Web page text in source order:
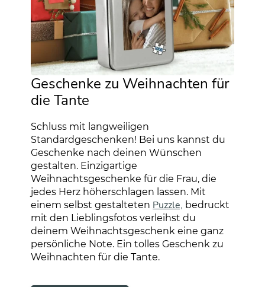
Geschenke zu Weihnachten für
die Tante
Schluss mit langweiligen
Standardgeschenken! Bei uns kannst du
Geschenke nach deinen Wünschen
gestalten. Einzigartige
Weihnachtsgeschenke für die Frau, die
jedes Herz höherschlagen lassen. Mit
einem selbst gestalteten Puzzle, bedruckt
mit den Lieblingsfotos verleihst du
deinem Weihnachtsgeschenk eine ganz
persönliche Note. Ein tolles Geschenk zu
Weihnachten für die Tante.